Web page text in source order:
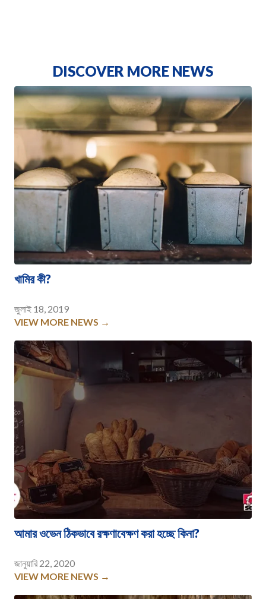
DISCOVER MORE NEWS
খামির কী?
জুলাই 18, 2019
VIEW MORE NEWS →
আমার ওভেন ঠিকভাবে রক্ষণাবেক্ষণ করা হচ্ছে কিনা?
জানুয়ারি 22, 2020
VIEW MORE NEWS →